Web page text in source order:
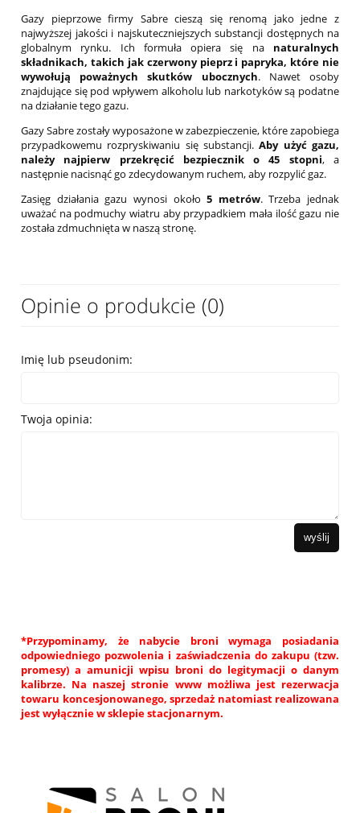
Gazy pieprzowe firmy Sabre cieszą się renomą jako jedne z
najwyższej jakości i najskuteczniejszych substancji dostępnych na
globalnym rynku. Ich formuła opiera się na naturalnych
składnikach, takich jak czerwony pieprz i papryka, które nie
wywołują poważnych skutków ubocznych. Nawet osoby
znajdujące się pod wpływem alkoholu lub narkotyków są podatne
na działanie tego gazu.
Gazy Sabre zostały wyposażone w zabezpieczenie, które zapobiega
przypadkowemu rozpryskiwaniu się substancji.Aby użyć gazu,
należy najpierw przekręcić bezpiecznik o 45 stopni, a
następnie nacisnąć go zdecydowanym ruchem, aby rozpylić gaz.
Zasięg działania gazu wynosi około5 metrów. Trzeba jednak
uważać na podmuchy wiatru aby przypadkiem mała ilość gazu nie
została zdmuchnięta w naszą stronę.
Opinie o produkcie (0)
Imię lub pseudonim:
Twoja opinia:
wyślij
*Przypominamy, że nabycie broni wymaga posiadania
odpowiedniego pozwolenia i zaświadczenia do zakupu (tzw.
promesy) a amunicji wpisu broni do legitymacji o danym
kalibrze. Na naszej stronie www możliwa jest rezerwacja
towaru koncesjonowanego, sprzedaż natomiast realizowana
jest wyłącznie w sklepie stacjonarnym.